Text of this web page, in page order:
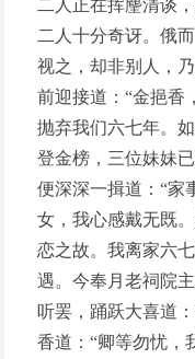
二人正在挥麈清谈
二人十分奇讶。俄
视之，却非别人，
前迎接道：“金挹香
抛弃我们六七年。
登金榜，三位妹妹
便深深一揖道：“家
女，我心感戴无既
恋之故。我离家六
遇。今奉月老祠院
听罢，踊跃大喜道
香道：“卿等勿忧，